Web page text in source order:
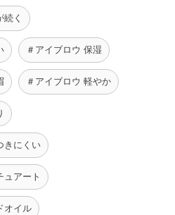
く
＃アイブロウ 保湿
＃アイブロウ 軽やか
きにくい
ュアート
オイル